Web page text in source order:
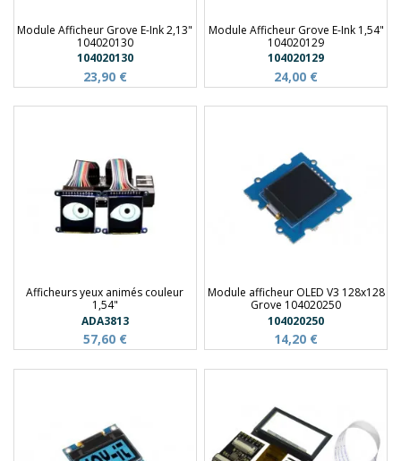
Module Afficheur Grove E-Ink 2,13"
104020130
104020130
23,90 €
Module Afficheur Grove E-Ink 1,54"
104020129
104020129
24,00 €
Afficheurs yeux animés couleur
1,54"
ADA3813
57,60 €
Module afficheur OLED V3 128x128
Grove 104020250
104020250
14,20 €